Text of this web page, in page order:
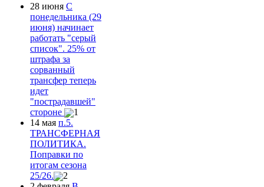
28 июня С
понедельника (29
июня) начинает
работать "серый
список". 25% от
штрафа за
сорванный
трансфер теперь
идет
"пострадавшей"
стороне
1
14 мая п.5.
ТРАНСФЕРНАЯ
ПОЛИТИКА.
Поправки по
итогам сезона
25/26.
2